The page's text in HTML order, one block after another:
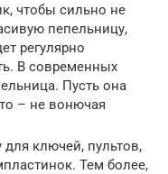
чтобы сильно не
пепельницу,
регулярно
В современных
Пусть она
– не вонючая
ключей, пультов,
Тем более,